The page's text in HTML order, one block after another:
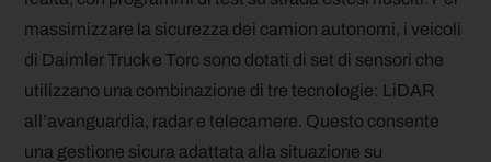
massimizzare la sicurezza dei camion autonomi, i veicoli
di Daimler Truck e Torc sono dotati di set di sensori che
utilizzano una combinazione di tre tecnologie: LiDAR
all’avanguardia, radar e telecamere. Questo consente
una gestione sicura adattata alla situazione su